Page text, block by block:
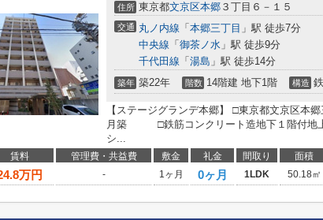
住所 東京都文京区本郷 ３丁目６－１５
交通 丸ノ内線 「 本郷三丁目 」駅 徒歩7分
中央線 「 御茶ノ水 」駅 徒歩9分
千代田線 「 湯島 」駅 徒歩14分
築年 築22年 階数 14階建 地下1階 構造
【ステージグランデ本郷】 □東京都文京区本
月築 □鉄筋コンクリート造地下１階付地上
シ...
賃料 管理費・共益費 敷金 礼金 間取り 面積
万円 - 1ヶ月 0ヶ月 1LDK 50.18㎡